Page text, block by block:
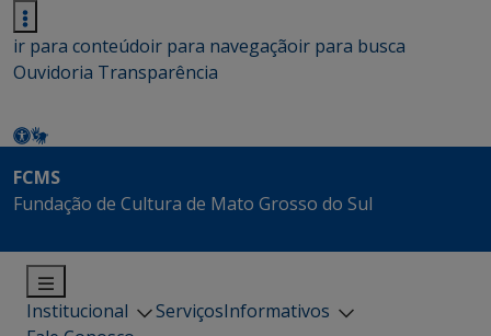
ir para conteúdoir para navegaçãoir para busca
Ouvidoria Transparência
FCMS
Fundação de Cultura de Mato Grosso do Sul
Institucional ServiçosInformativos